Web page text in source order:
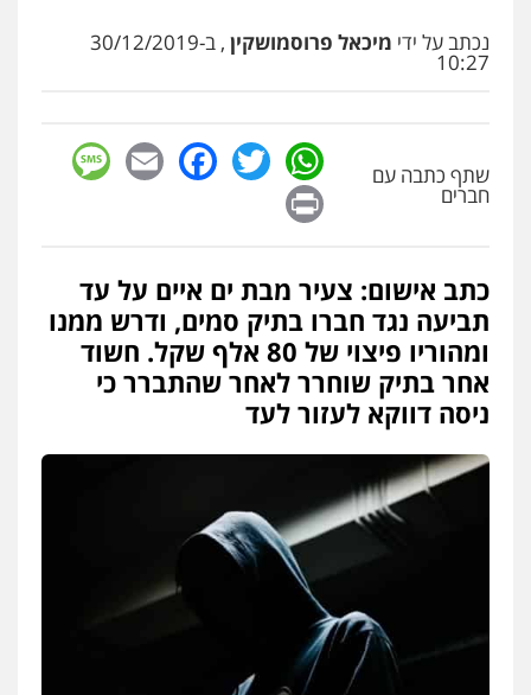
פלילי צבאי מעצרים וחקירות
עו"ד אלון קריטי
כלכלי אלימות סמים מעצרים
0525544654
עו"ד דפנה לביא
משפחה גישור
0507206063
עו"ד זוהר ארבל
קטינים
0538788878
עו"ד אסף דוק
עבירות מין סמים והימורים
חקירות ומעצרים צווארון לבן והונאה
0526885006
נכתב על ידי מיכאל פרוסמושקין , ב-30/12/2019
10:27
שתף כתבה עם
חברים
WhatsApp
Twitter
Facebook
Email
כתב אישום: צעיר מבת ים איים על עד
תביעה נגד חברו בתיק סמים, ודרש ממנו
ומהוריו פיצוי של 80 אלף שקל. חשוד
אחר בתיק שוחרר לאחר שהתברר כי
ניסה דווקא לעזור לעד